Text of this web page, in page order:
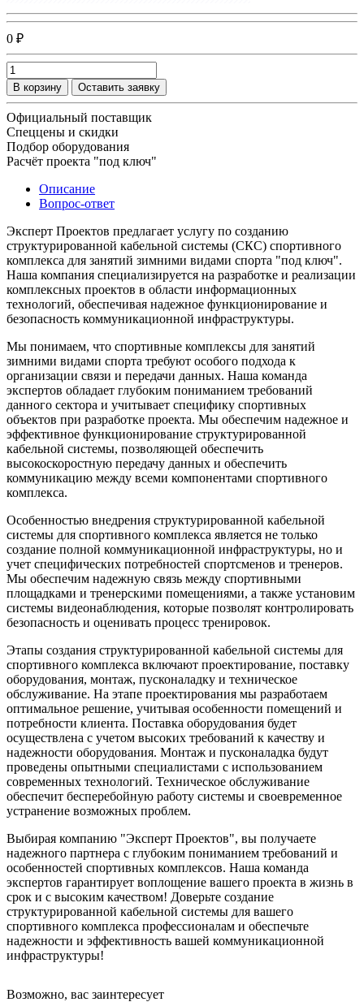
0 ₽
В корзину Оставить заявку
Официальный поставщик
Спеццены и скидки
Подбор оборудования
Расчёт проекта "под ключ"
Описание
Вопрос-ответ
Эксперт Проектов предлагает услугу по созданию
структурированной кабельной системы (СКС) спортивного
комплекса для занятий зимними видами спорта "под ключ".
Наша компания специализируется на разработке и реализации
комплексных проектов в области информационных
технологий, обеспечивая надежное функционирование и
безопасность коммуникационной инфраструктуры.
Мы понимаем, что спортивные комплексы для занятий
зимними видами спорта требуют особого подхода к
организации связи и передачи данных. Наша команда
экспертов обладает глубоким пониманием требований
данного сектора и учитывает специфику спортивных
объектов при разработке проекта. Мы обеспечим надежное и
эффективное функционирование структурированной
кабельной системы, позволяющей обеспечить
высокоскоростную передачу данных и обеспечить
коммуникацию между всеми компонентами спортивного
комплекса.
Особенностью внедрения структурированной кабельной
системы для спортивного комплекса является не только
создание полной коммуникационной инфраструктуры, но и
учет специфических потребностей спортсменов и тренеров.
Мы обеспечим надежную связь между спортивными
площадками и тренерскими помещениями, а также установим
системы видеонаблюдения, которые позволят контролировать
безопасность и оценивать процесс тренировок.
Этапы создания структурированной кабельной системы для
спортивного комплекса включают проектирование, поставку
оборудования, монтаж, пусконаладку и техническое
обслуживание. На этапе проектирования мы разработаем
оптимальное решение, учитывая особенности помещений и
потребности клиента. Поставка оборудования будет
осуществлена с учетом высоких требований к качеству и
надежности оборудования. Монтаж и пусконаладка будут
проведены опытными специалистами с использованием
современных технологий. Техническое обслуживание
обеспечит бесперебойную работу системы и своевременное
устранение возможных проблем.
Выбирая компанию "Эксперт Проектов", вы получаете
надежного партнера с глубоким пониманием требований и
особенностей спортивных комплексов. Наша команда
экспертов гарантирует воплощение вашего проекта в жизнь в
срок и с высоким качеством! Доверьте создание
структурированной кабельной системы для вашего
спортивного комплекса профессионалам и обеспечьте
надежности и эффективность вашей коммуникационной
инфраструктуры!
Возможно, вас заинтересует